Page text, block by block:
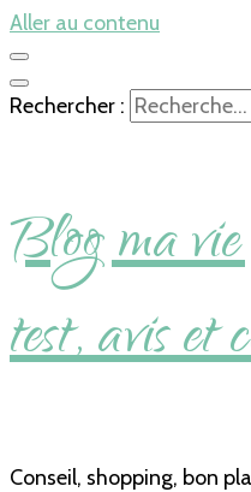
Aller au contenu
Rechercher :
Blog ma
test, avis et
Conseil, shopping, bon